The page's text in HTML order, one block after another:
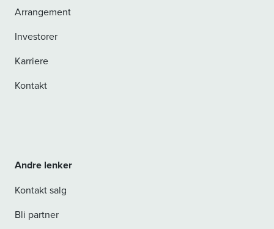
Arrangement
Investorer
Karriere
Kontakt
Andre lenker
Kontakt salg
Bli partner